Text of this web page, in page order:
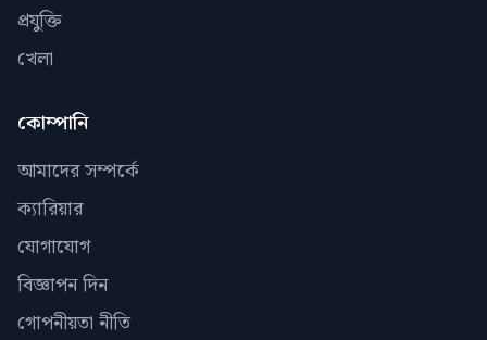
প্রযুক্তি
খেলা
কোম্পানি
আমাদের সম্পর্কে
ক্যারিয়ার
যোগাযোগ
বিজ্ঞাপন দিন
গোপনীয়তা নীতি